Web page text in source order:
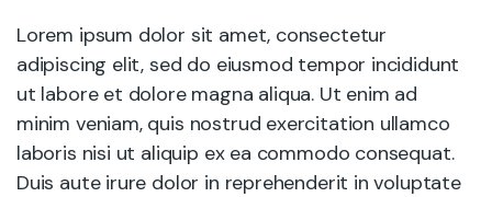
Lorem ipsum dolor sit amet, consectetur
adipiscing elit, sed do eiusmod tempor incididunt
ut labore et dolore magna aliqua. Ut enim ad
minim veniam, quis nostrud exercitation ullamco
laboris nisi ut aliquip ex ea commodo consequat.
Duis aute irure dolor in reprehenderit in voluptate